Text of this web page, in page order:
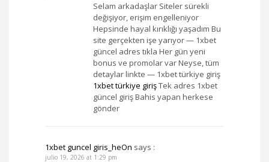
Selam arkadaşlar Siteler sürekli
değişiyor, erişim engelleniyor
Hepsinde hayal kırıklığı yaşadım Bu
site gerçekten işe yarıyor — 1xbet
güncel adres tıkla Her gün yeni
bonus ve promolar var Neyse, tüm
detaylar linkte — 1xbet türkiye giriş
1xbet türkiye girişTek adres 1xbet
güncel giriş Bahis yapan herkese
gönder
1xbet guncel giris_heOn says :
julio 19, 2026 at 1:29 pm